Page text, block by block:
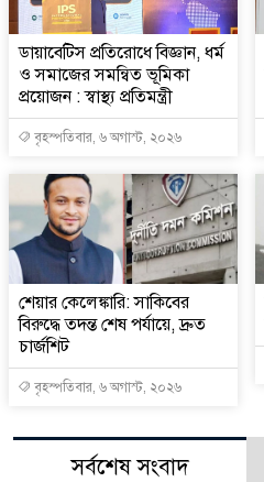
ডায়াবেটিস প্রতিরোধে বিজ্ঞান, ধর্ম
ও সমাজের সমন্বিত ভূমিকা
প্রয়োজন : স্বাস্থ্য প্রতিমন্ত্রী
বৃহস্পতিবার, ৬ অগাস্ট, ২০২৬
শেয়ার কেলেঙ্কারি: সাকিবের
বিরুদ্ধে তদন্ত শেষ পর্যায়ে, দ্রুত
চার্জশিট
বৃহস্পতিবার, ৬ অগাস্ট, ২০২৬
সর্বশেষ সংবাদ